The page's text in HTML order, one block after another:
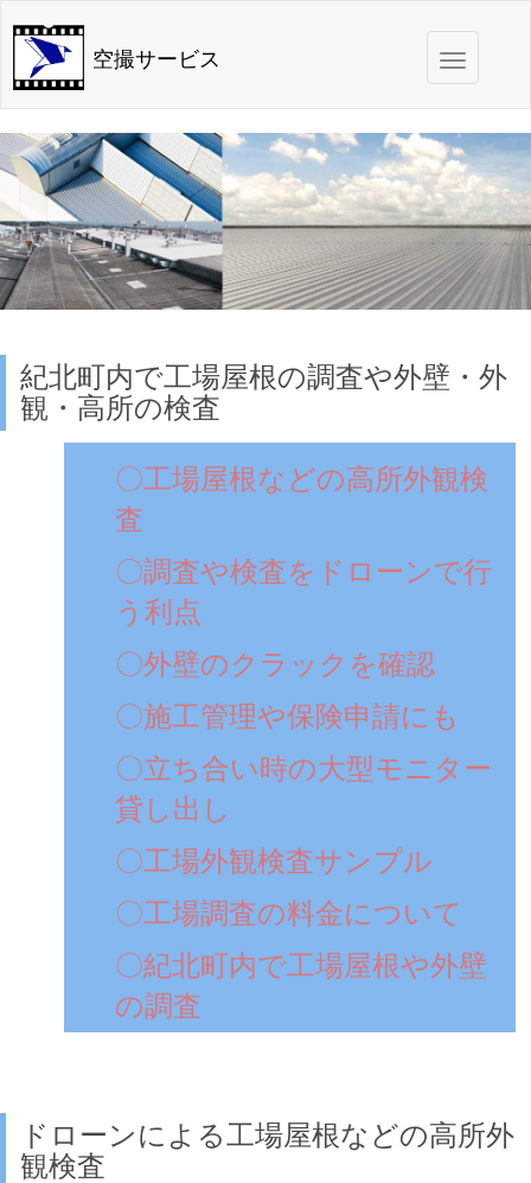
navigation
空撮サービス
紀北町内で工場屋根の調査や外壁・外
観・高所の検査
〇工場屋根などの高所外観検
査
〇調査や検査をドローンで行
う利点
〇外壁のクラックを確認
〇施工管理や保険申請にも
〇立ち合い時の大型モニター
貸し出し
〇工場外観検査サンプル
〇工場調査の料金について
〇紀北町内で工場屋根や外壁
の調査
ドローンによる工場屋根などの高所外
観検査